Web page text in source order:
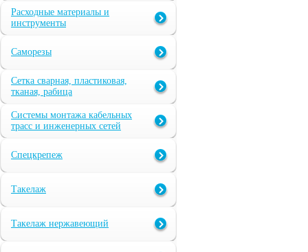
Расходные материалы и
инструменты
Саморезы
Сетка сварная, пластиковая,
тканая, рабица
Системы монтажа кабельных
трасс и инженерных сетей
Спецкрепеж
Такелаж
Такелаж нержавеющий